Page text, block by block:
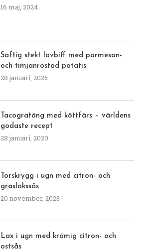
16 maj, 2024
Saftig stekt lövbiff med parmesan-
och timjanrostad potatis
28 januari, 2025
Tacogratäng med köttfärs – världens
godaste recept
28 januari, 2020
Torskrygg i ugn med citron- och
gräslökssås
20 november, 2023
Lax i ugn med krämig citron- och
ostsås